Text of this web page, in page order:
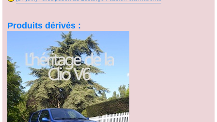
Produits dérivés :